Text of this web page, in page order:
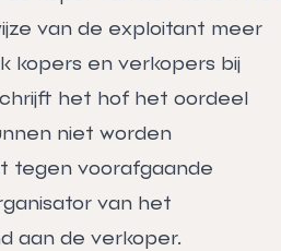
van de exploitant meer
kopers en verkopers bij
het hof het oordeel
niet worden
tegen voorafgaande
van het
aan de verkoper.